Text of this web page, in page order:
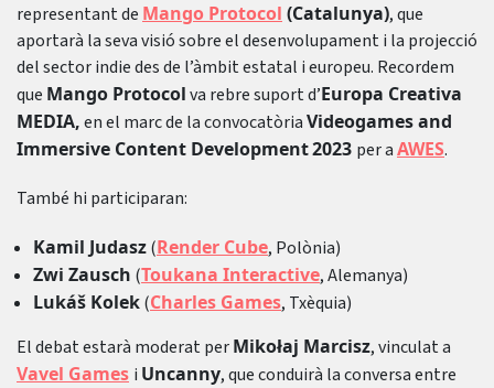
representant de Mango Protocol (Catalunya), que
aportarà la seva visió sobre el desenvolupament i la projecció
del sector indie des de l’àmbit estatal i europeu. Recordem
que Mango Protocolva rebre suport d’Europa Creativa
MEDIA,en el marc de la convocatòriaVideogames and
Immersive Content Development2023 per aAWES.
També hi participaran:
Kamil Judasz(Render Cube, Polònia)
Zwi Zausch (Toukana Interactive, Alemanya)
Lukáš Kolek(Charles Games, Txèquia)
El debat estarà moderat perMikołaj Marcisz, vinculat a
Vavel Games i Uncanny, que conduirà la conversa entre